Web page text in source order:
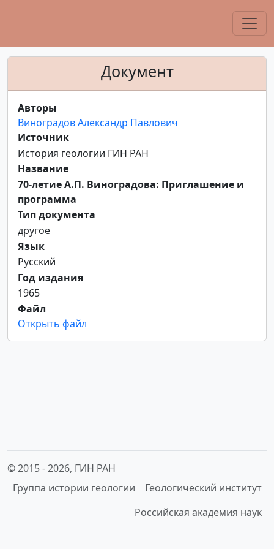
Документ
Авторы
Виноградов Александр Павлович
Источник
История геологии ГИН РАН
Название
70-летие А.П. Виноградова: Приглашение и
программа
Тип документа
другое
Язык
Русский
Год издания
1965
Файл
Открыть файл
© 2015 -2026, ГИН РАН
Группа истории геологии
Геологический институт
Российская академия наук